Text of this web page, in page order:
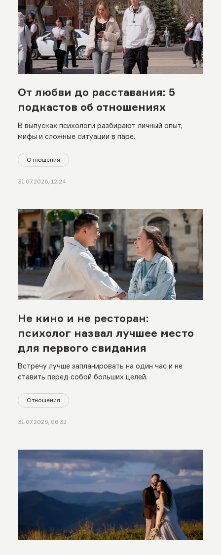
От любви до расставания: 5
подкастов об отношениях
В выпусках психологи разбирают личный опыт,
мифы и сложные ситуации в паре.
Отношения
31.07.2026, 12:24
Не кино и не ресторан:
психолог назвал лучшее место
для первого свидания
Встречу лучше запланировать на один час и не
ставить перед собой больших целей.
Отношения
31.07.2026, 06:32